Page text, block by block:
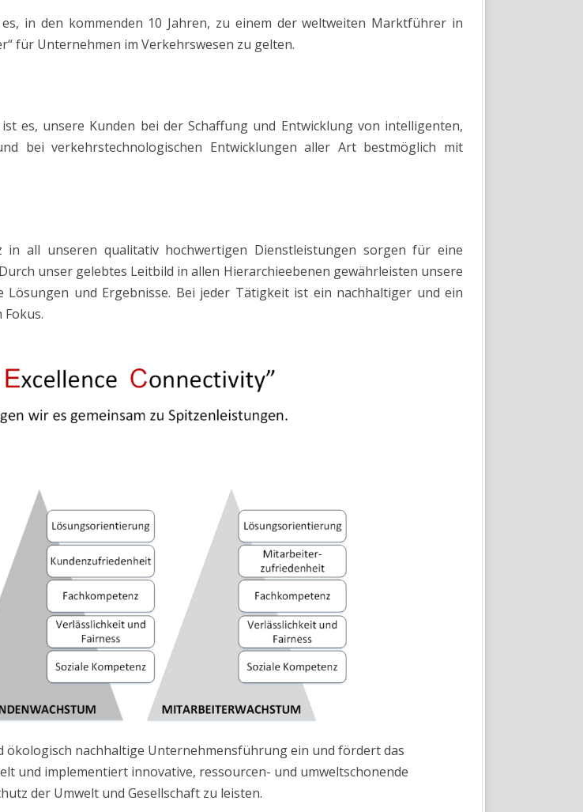
in den kommenden 10 Jahren, zu einem der weltweiten Marktführer in
“für Unternehmen im Verkehrswesen zu gelten.
es, unsere Kunden bei der Schaffung und Entwicklung von intelligenten,
bei verkehrstechnologischen Entwicklungen aller Art bestmöglich mit
in all unseren qualitativ hochwertigen Dienstleistungen sorgen für eine
unser gelebtes Leitbild in allen Hierarchieebenen gewährleisten unsere
und Ergebnisse. Bei jeder Tätigkeit ist ein nachhaltiger und ein
ökologisch nachhaltige Unternehmensführung ein und fördert das
und implementiert innovative, ressourcen- und umweltschonende
der Umwelt und Gesellschaft zu leisten.